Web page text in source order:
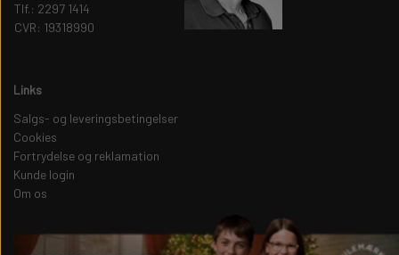
Tlf.: 2297 1414
CVR: 19318990
Links
Salgs- og leveringsbetingelser
Cookies
Fortrydelse og reklamation
Kunde login
Om os